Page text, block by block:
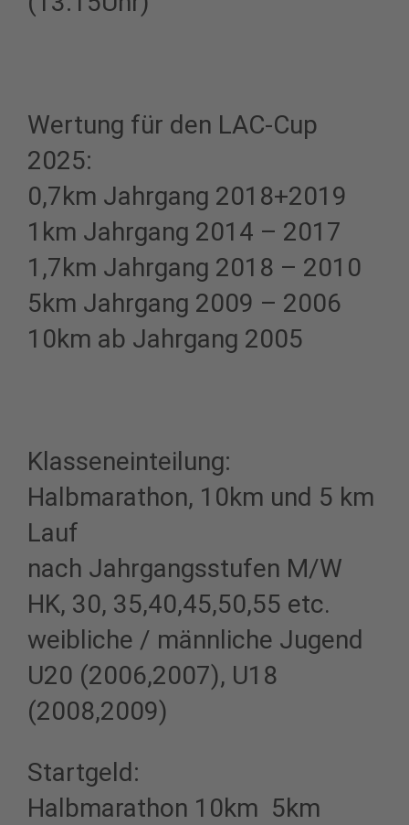
Wertung für den LAC-Cup
2025:
0,7km Jahrgang 2018+2019
1km Jahrgang 2014 – 2017
1,7km Jahrgang 2018 – 2010
5km Jahrgang 2009 – 2006
10km ab Jahrgang 2005
Klasseneinteilung:
Halbmarathon, 10km und 5 km
Lauf
nach Jahrgangsstufen M/W
HK, 30, 35,40,45,50,55 etc.
weibliche / männliche Jugend
U20 (2006,2007), U18
(2008,2009)
Startgeld:
Halbmarathon 10km 5km